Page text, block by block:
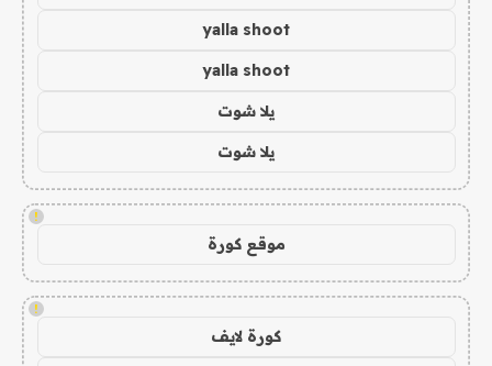
yalla shoot
yalla shoot
يلا شوت
يلا شوت
!
موقع كورة
!
كورة لايف